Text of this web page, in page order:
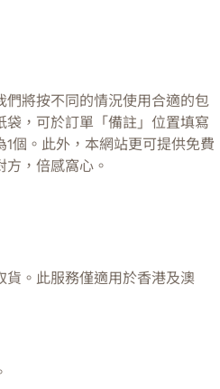
們將按不同的情況使用合適的包
，可於訂單「備註」位置填寫
個。此外，本網站更可提供免費
，倍感窩心。
貨。此服務僅適用於香港及澳